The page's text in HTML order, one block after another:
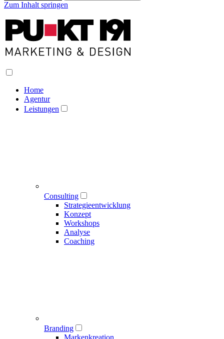
Zum Inhalt springen
Home
Agentur
Leistungen
Consulting
Strategieentwicklung
Konzept
Workshops
Analyse
Coaching
Branding